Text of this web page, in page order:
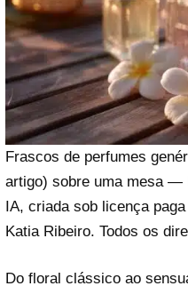
Frascos de perfumes
artigo) sobre uma mesa —
IA, criada sob licença
Katia Ribeiro. Todos os
Do floral clássico ao